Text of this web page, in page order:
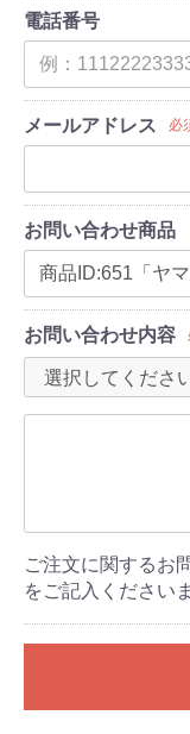
電話番号
メールアドレス 必
お問い合わせ商品
お問い合わせ内容
ご注文に関するお
をご記入ください